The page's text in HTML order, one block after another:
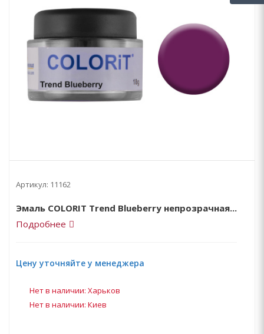
Артикул: 11162
Эмаль COLORIT Trend Blueberry непрозрачная...
Подробнее
Цену уточняйте у менеджера
Нет в наличии: Харьков
Нет в наличии: Киев